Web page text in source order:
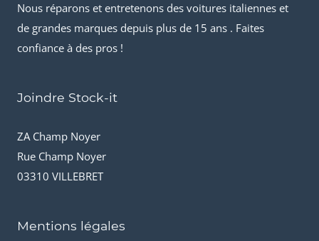
Nous réparons et entretenons des voitures italiennes et
de grandes marques depuis plus de 15 ans . Faites
confiance à des pros !
Joindre Stock-it
ZA Champ Noyer
Rue Champ Noyer
03310 VILLEBRET
Mentions légales